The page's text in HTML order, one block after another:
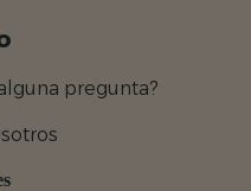
pregunta?